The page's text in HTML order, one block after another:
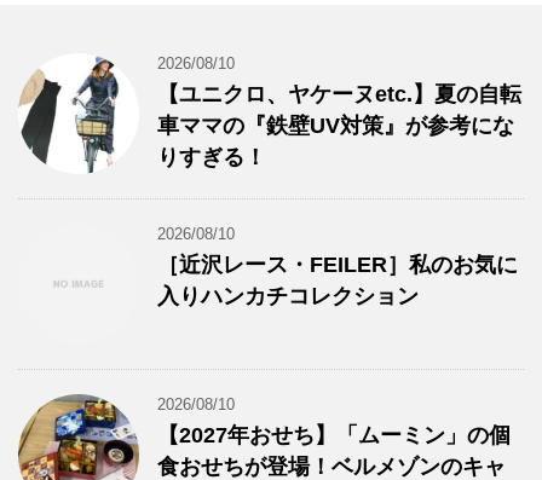
2026/08/10
【ユニクロ、ヤケーヌetc.】夏の自転
車ママの『鉄壁UV対策』が参考にな
りすぎる！
2026/08/10
［近沢レース・FEILER］私のお気に
入りハンカチコレクション
2026/08/10
【2027年おせち】「ムーミン」の個
食おせちが登場！ベルメゾンのキャ